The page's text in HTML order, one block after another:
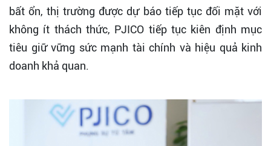
bất ổn, thị trường được dự báo tiếp tục đối mặt với
không ít thách thức, PJICO tiếp tục kiên định mục
tiêu giữ vững sức mạnh tài chính và hiệu quả kinh
doanh khả quan.